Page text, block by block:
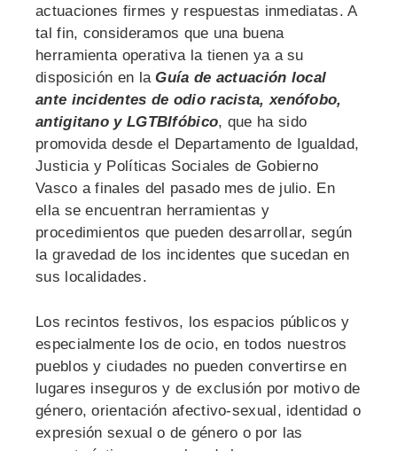
actuaciones firmes y respuestas inmediatas. A
tal fin, consideramos que una buena
herramienta operativa la tienen ya a su
disposición en laGuía de actuación local
ante incidentes de odio racista, xenófobo,
antigitano y LGTBIfóbico, que ha sido
promovida desde el Departamento de Igualdad,
Justicia y Políticas Sociales de Gobierno
Vasco a finales del pasado mes de julio. En
ella se encuentran herramientas y
procedimientos que pueden desarrollar, según
la gravedad de los incidentes que sucedan en
sus localidades.
Los recintos festivos, los espacios públicos y
especialmente los de ocio, en todos nuestros
pueblos y ciudades no pueden convertirse en
lugares inseguros y de exclusión por motivo de
género, orientación afectivo-sexual, identidad o
expresión sexual o de género o por las